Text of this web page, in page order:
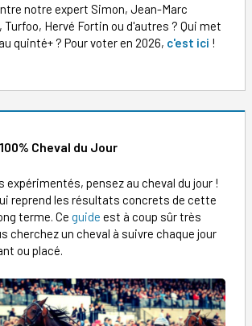
notre expert Simon, Jean-Marc
Hervé Fortin ou d'autres ? Qui met
quinté+ ? Pour voter en 2026, c'est ici !
Cheval du Jour
expérimentés, pensez au cheval du jour !
reprend les résultats concrets de cette
terme. Ce guide est à coup sûr très
cherchez un cheval à suivre chaque jour
ou placé.